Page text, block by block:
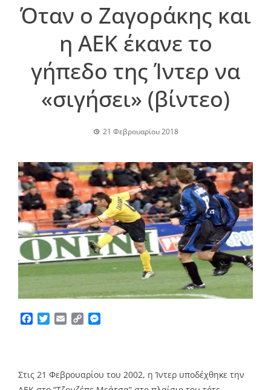
Όταν ο Ζαγοράκης και
η ΑΕΚ έκανε το
γήπεδο της Ίντερ να
«σιγήσει» (βίντεο)
21 Φεβρουαρίου 2018
Facebook
TwitterEmailCopy
Στις 21 Φεβρουαρίου του 2002, η Ίντερ υποδέχθηκε την